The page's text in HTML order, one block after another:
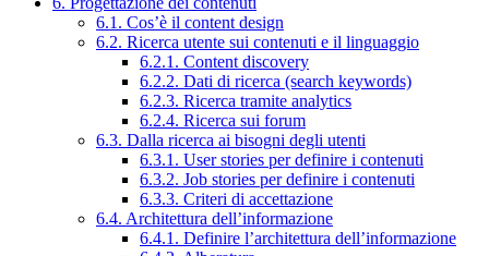
6.1. Cos’è il content design
6.2. Ricerca utente sui contenuti e il linguaggio
6.2.1. Content discovery
6.2.2. Dati di ricerca (search keywords)
6.2.3. Ricerca tramite analytics
6.2.4. Ricerca sui forum
6.3. Dalla ricerca ai bisogni degli utenti
6.3.1. User stories per definire i contenuti
6.3.2. Job stories per definire i contenuti
6.3.3. Criteri di accettazione
6.4. Architettura dell’informazione
6.4.1. Definire l’architettura dell’informazione